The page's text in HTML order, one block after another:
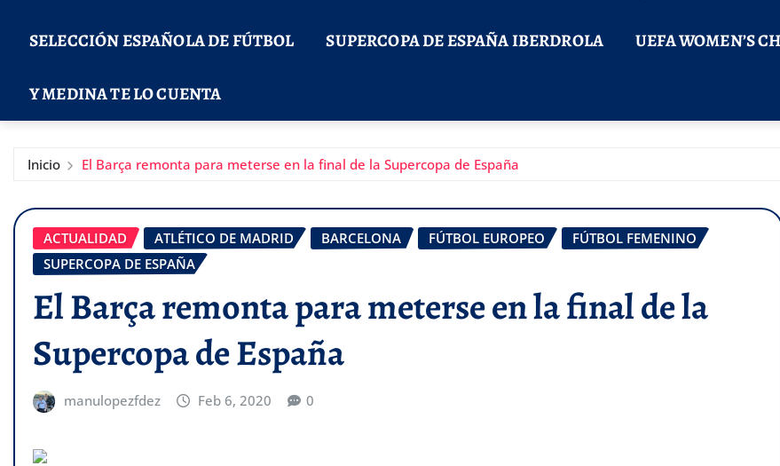
SELECCIÓN ESPAÑOLA DE FÚTBOL SUPERCOPA DE ESPAÑA IBERDROLA UEFA WOMEN’S
Y MEDINA TE LO CUENTA
Inicio El Barça remonta para meterse en la final de la Supercopa de España
ACTUALIDAD ATLÉTICO DE MADRID BARCELONA FÚTBOL EUROPEO
FÚTBOL FEMENINO
SUPERCOPA DE ESPAÑA
El Barça remonta para meterse en la final de la
Supercopa de España
manulopezfdez Feb 6, 2020 0